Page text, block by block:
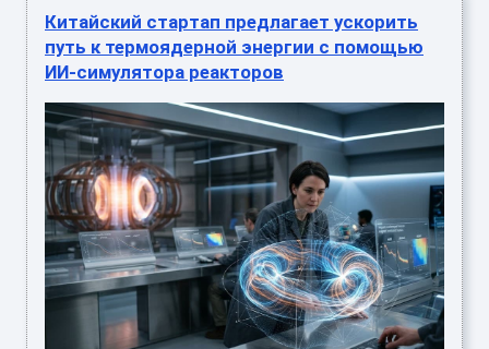
Китайский стартап предлагает ускорить
путь к термоядерной энергии с помощью
ИИ-симулятора реакторов